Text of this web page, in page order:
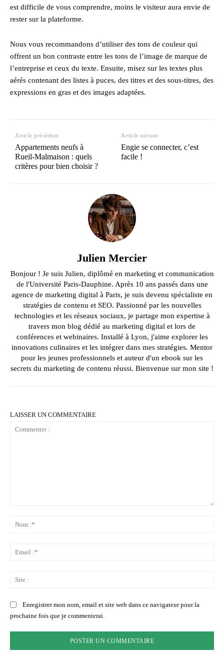
est difficile de vous comprendre, moins le visiteur aura envie de
rester sur la plateforme.
Nous vous recommandons d’utiliser des tons de couleur qui
offrent un bon contraste entre les tons de l’image de marque de
l’entreprise et ceux du texte. Ensuite, misez sur les textes plus
aérés contenant des listes à puces, des titres et des sous-titres, des
expressions en gras et des images adaptées.
Article précédent
Appartements neufs à
Rueil-Malmaison : quels
critères pour bien choisir ?
Article suivant
Engie se connecter, c’est
facile !
Julien Mercier
Bonjour ! Je suis Julien, diplômé en marketing et communication
de l'Université Paris-Dauphine. Après 10 ans passés dans une
agence de marketing digital à Paris, je suis devenu spécialiste en
stratégies de contenu et SEO. Passionné par les nouvelles
technologies et les réseaux sociaux, je partage mon expertise à
travers mon blog dédié au marketing digital et lors de
conférences et webinaires. Installé à Lyon, j'aime explorer les
innovations culinaires et les intégrer dans mes stratégies. Mentor
pour les jeunes professionnels et auteur d'un ebook sur les
secrets du marketing de contenu réussi. Bienvenue sur mon site !
LAISSER UN COMMENTAIRE
Enregistrer mon nom, email et site web dans ce navigateur pour la
prochaine fois que je commenterai.